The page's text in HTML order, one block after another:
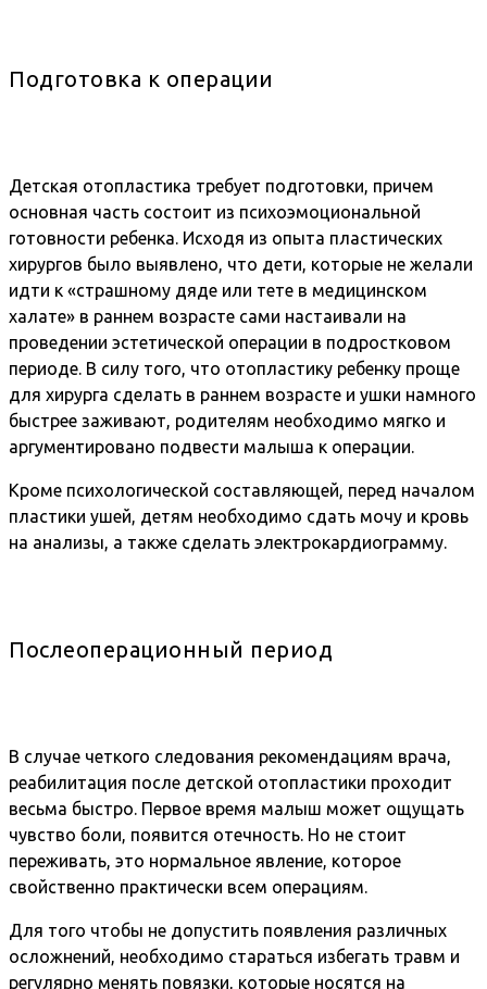
Подготовка к операции
Детская отопластика требует подготовки, причем
основная часть состоит из психоэмоциональной
готовности ребенка. Исходя из опыта пластических
хирургов было выявлено, что дети, которые не желали
идти к «страшному дяде или тете в медицинском
халате» в раннем возрасте сами настаивали на
проведении эстетической операции в подростковом
периоде. В силу того, что отопластику ребенку проще
для хирурга сделать в раннем возрасте и ушки намного
быстрее заживают, родителям необходимо мягко и
аргументировано подвести малыша к операции.
Кроме психологической составляющей, перед началом
пластики ушей, детям необходимо сдать мочу и кровь
на анализы, а также сделать электрокардиограмму.
Послеоперационный период
В случае четкого следования рекомендациям врача,
реабилитация после детской отопластики проходит
весьма быстро. Первое время малыш может ощущать
чувство боли, появится отечность. Но не стоит
переживать, это нормальное явление, которое
свойственно практически всем операциям.
Для того чтобы не допустить появления различных
осложнений, необходимо стараться избегать травм и
регулярно менять повязки, которые носятся на